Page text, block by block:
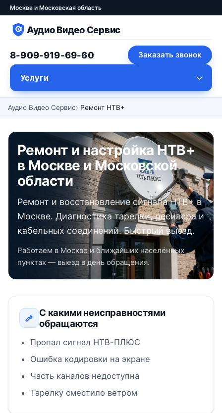
Москва и Московская область
Аудио Видео Сервис
Услуги
8-909-919-69-60 Заказать звонок
Аудио Видео Сервис Ремонт НТВ+
Ремонт и настройка НТВ+
в Москве и Московской
области
Ремонт и восстановление сигнала НТВ+ в
Москве. Диагностика тарелки, ресивера и
кабельных соединений. Быстрый выезд.
Работаем в Москве и ближайших населённых
пунктах — выезд в день обращения.
С какими неисправностями
обращаются
Пропал сигнал НТВ-ПЛЮС
Ошибка кодировки на экране
Часть каналов недоступна
Тарелку сместило ветром